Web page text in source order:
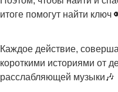
итоге помогут найти ключ
Каждое действие,
короткими историями от
расслабляющей музыки🎶